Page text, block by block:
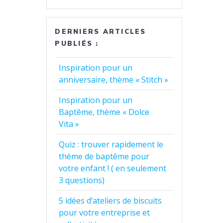
DERNIERS ARTICLES
PUBLIÉS :
Inspiration pour un
anniversaire, thème « Stitch »
Inspiration pour un
Baptême, thème « Dolce
Vita »
Quiz : trouver rapidement le
thème de baptême pour
votre enfant ! ( en seulement
3 questions)
5 idées d’ateliers de biscuits
pour votre entreprise et